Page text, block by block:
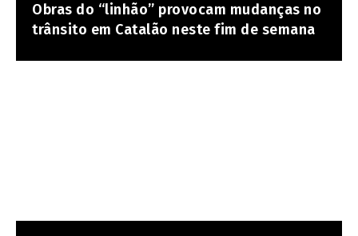
Obras do “linhão” provocam mudanças no
trânsito em Catalão neste fim de semana